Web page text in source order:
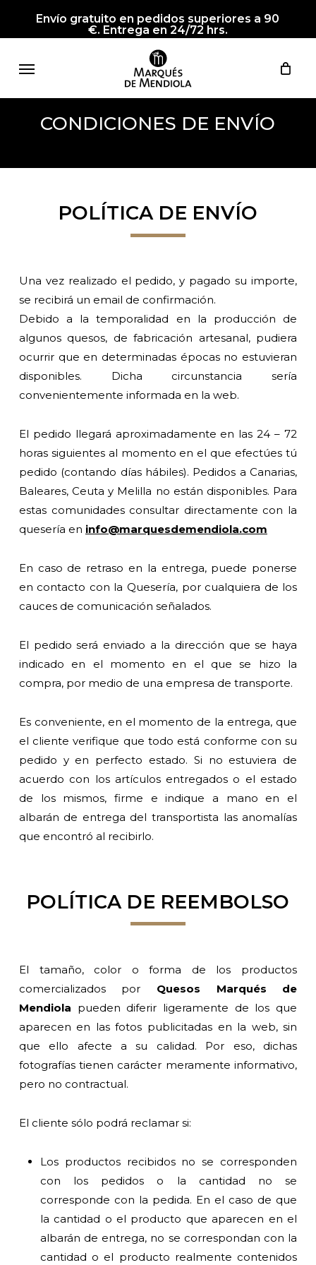
content
Envío gratuito en pedidos superiores a 90
€. Entrega en 24/72 hrs.
Menu
CONDICIONES DE ENVÍO
POLÍTICA DE ENVÍO
Una vez realizado el pedido, y pagado su importe,
se recibirá un email de confirmación.
Debido a la temporalidad en la producción de
algunos quesos, de fabricación artesanal, pudiera
ocurrir que en determinadas épocas no estuvieran
disponibles. Dicha circunstancia sería
convenientemente informada en la web.
El pedido llegará aproximadamente en las 24 – 72
horas siguientes al momento en el que efectúes tú
pedido (contando días hábiles). Pedidos a Canarias,
Baleares, Ceuta y Melilla no están disponibles. Para
estas comunidades consultar directamente con la
quesería en info@marquesdemendiola.com
En caso de retraso en la entrega, puede ponerse
en contacto con la Quesería, por cualquiera de los
cauces de comunicación señalados.
El pedido será enviado a la dirección que se haya
indicado en el momento en el que se hizo la
compra, por medio de una empresa de transporte.
Es conveniente, en el momento de la entrega, que
el cliente verifique que todo está conforme con su
pedido y en perfecto estado. Si no estuviera de
acuerdo con los artículos entregados o el estado
de los mismos, firme e indique a mano en el
albarán de entrega del transportista las anomalías
que encontró al recibirlo.
POLÍTICA DE REEMBOLSO
El tamaño, color o forma de los productos
comercializados por Quesos Marqués de
Mendiola pueden diferir ligeramente de los que
aparecen en las fotos publicitadas en la web, sin
que ello afecte a su calidad. Por eso, dichas
fotografías tienen carácter meramente informativo,
pero no contractual.
El cliente sólo podrá reclamar si:
Los productos recibidos no se corresponden
con los pedidos o la cantidad no se
corresponde con la pedida. En el caso de que
la cantidad o el producto que aparecen en el
albarán de entrega, no se correspondan con la
cantidad o el producto realmente contenidos